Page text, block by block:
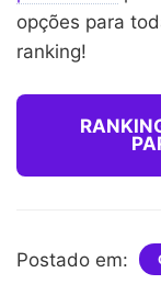
opções para
ranking!
Postado em: